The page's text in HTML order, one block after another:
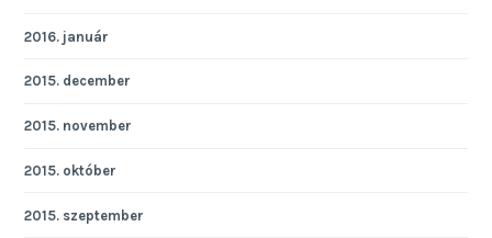
2016. január
2015. december
2015. november
2015. október
2015. szeptember